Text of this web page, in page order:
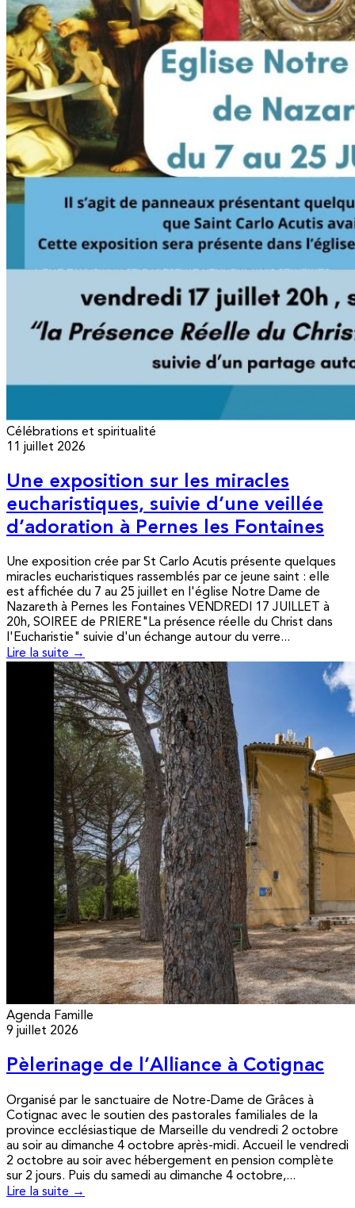
Célébrations et spiritualité
11 juillet 2026
Une exposition sur les miracles
eucharistiques, suivie d’une veillée
d’adoration à Pernes les Fontaines
Une exposition crée par St Carlo Acutis présente quelques
miracles eucharistiques rassemblés par ce jeune saint : elle
est affichée du 7 au 25 juillet en l'église Notre Dame de
Nazareth à Pernes les Fontaines VENDREDI 17 JUILLET à
20h, SOIREE de PRIERE"La présence réelle du Christ dans
l'Eucharistie" suivie d'un échange autour du verre...
Lire la suite →
Agenda Famille
9 juillet 2026
Pèlerinage de l’Alliance à Cotignac
Organisé par le sanctuaire de Notre-Dame de Grâces à
Cotignac avec le soutien des pastorales familiales de la
province ecclésiastique de Marseille du vendredi 2 octobre
au soir au dimanche 4 octobre après-midi. Accueil le vendredi
2 octobre au soir avec hébergement en pension complète
sur 2 jours. Puis du samedi au dimanche 4 octobre,...
Lire la suite →